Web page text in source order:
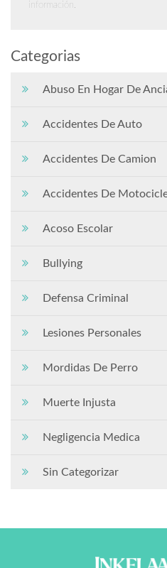
información.
Categorias
Abuso En Hogar De
Accidentes De Auto
Accidentes De Camion
Accidentes De
Acoso Escolar
Bullying
Defensa Criminal
Lesiones Personales
Mordidas De Perro
Muerte Injusta
Negligencia Medica
Sin Categorizar